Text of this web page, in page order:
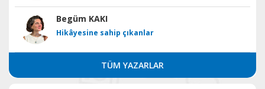
Begüm KAKI
Hikâyesine sahip çıkanlar
TÜM YAZARLAR